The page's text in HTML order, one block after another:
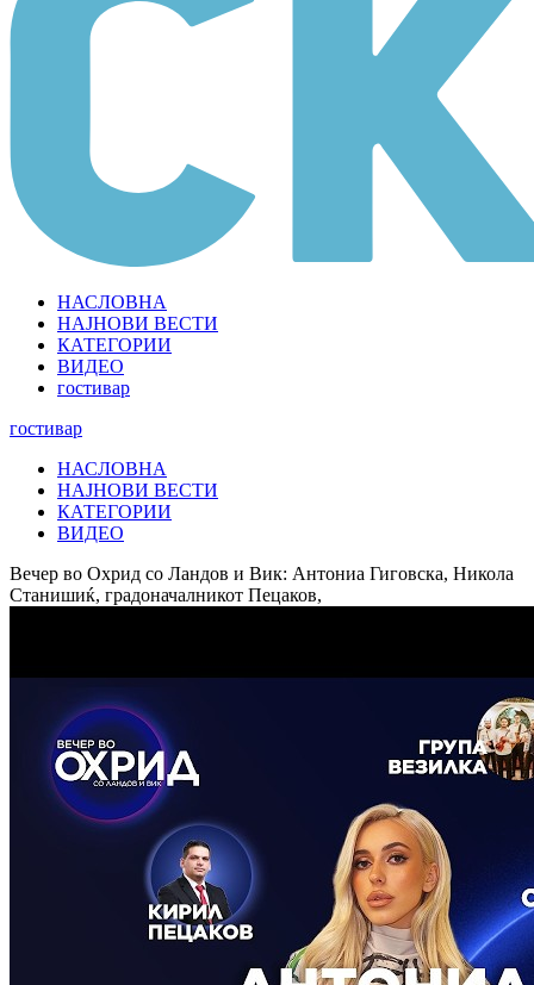
НАСЛОВНА
НАЈНОВИ ВЕСТИ
КАТЕГОРИИ
ВИДЕО
гостивар
гостивар
НАСЛОВНА
НАЈНОВИ ВЕСТИ
КАТЕГОРИИ
ВИДЕО
Вечер во Охрид со Ландов и Вик: Антониа Гиговска, Никола
Станишиќ, градоначалникот Пецаков,